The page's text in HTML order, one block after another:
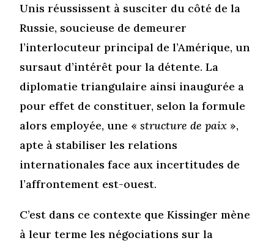
Unis réussissent à susciter du côté de la
Russie, soucieuse de demeurer
l’interlocuteur principal de l’Amérique, un
sursaut d’intérêt pour la détente. La
diplomatie triangulaire ainsi inaugurée a
pour effet de constituer, selon la formule
alors employée, une «structure de paix »,
apte à stabiliser les relations
internationales face aux incertitudes de
l’affrontement est-ouest.
C’est dans ce contexte que Kissinger mène
à leur terme les négociations sur la